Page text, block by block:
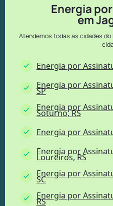
Energia
em
Atendemos todas as cidades do
Energia por
Energia por
SP
Energia por
Soturno, RS
Energia por
Energia por
Loureiros, RS
Energia por
SC
Energia por
RS